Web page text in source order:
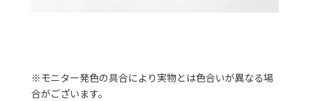
※モニター発色の具合により実物とは色合いが異なる場
合がございます。